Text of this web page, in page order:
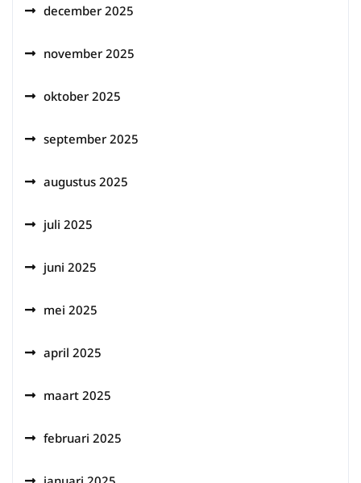
december 2025
november 2025
oktober 2025
september 2025
augustus 2025
juli 2025
juni 2025
mei 2025
april 2025
maart 2025
februari 2025